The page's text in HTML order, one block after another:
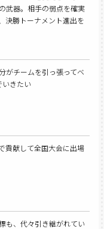
武器。相手の弱点を確実
決勝トーナメント進出を
がチームを引っ張ってベ
いきたい
貢献して全国大会に出場
も、代々引き継がれてい